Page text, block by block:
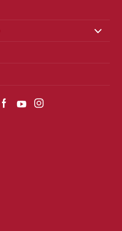
FacebookYouTubeInstagram